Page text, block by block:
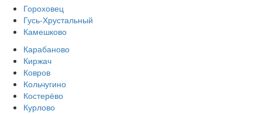
Гороховец
Гусь-Хрустальный
Камешково
Карабаново
Киржач
Ковров
Кольчугино
Костерёво
Курлово